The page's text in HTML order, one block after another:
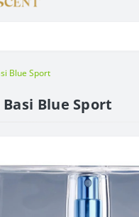
Blue Sport
Blue Sport